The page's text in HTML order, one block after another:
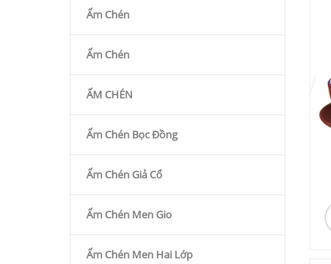
Ấm Chén
Ấm Chén
ẤM CHÉN
Ấm Chén Bọc Đồng
Ấm Chén Giả Cổ
Ấm Chén Men Gio
Ấm Chén Men Hai Lớp